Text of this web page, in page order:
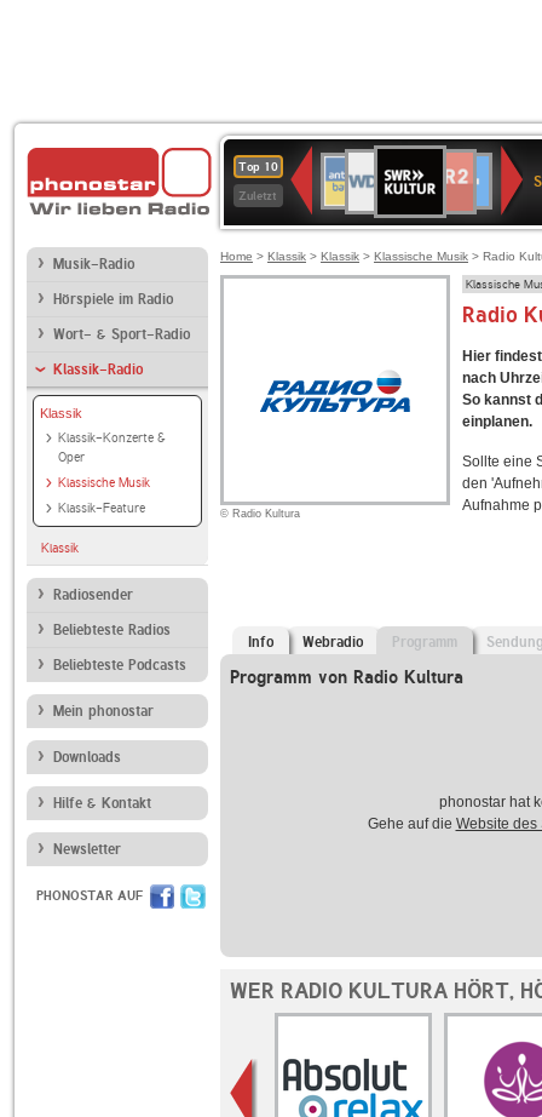
Top 10
Zuletzt
80er
90er
OLDIE
ANTENNE
SWR3
WDR
4
BR-
KLASSIK
Deutschlandfunk
Kultur
ANTENNE
BAYERN
2
Kultur2
Musik-Radio
Hörspiele im Radio
Wort- & Sport-Radio
Klassik-Radio
Klassik
Klassik-Konzerte &
Oper
Klassische Musik
Klassik-Feature
Klassik
Radiosender
Beliebteste Radios
Beliebteste Podcasts
Mein phonostar
Downloads
Hilfe & Kontakt
Newsletter
PHONOSTAR AUF
Home > Klassik > Klassik > Klassische Musik > Radio
© Radio Kultura
Klassische
Radio
Hier
nach
So kannst
einplanen.
Sollte eine
den
Aufnahme
Info Webradio Programm
Programm von Radio Kultura
phonostar hat
Gehe auf die Website des
WER RADIO KULTURA HÖRT,